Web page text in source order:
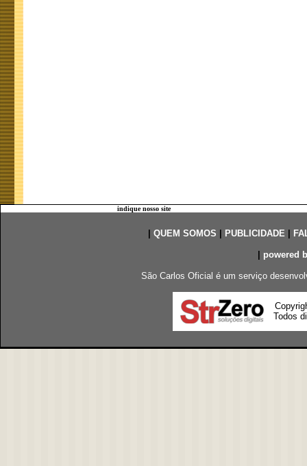
indique nosso site
QUEM SOMOS PUBLICIDADE|
powered
São Carlos Oficial é um serviço
Todos